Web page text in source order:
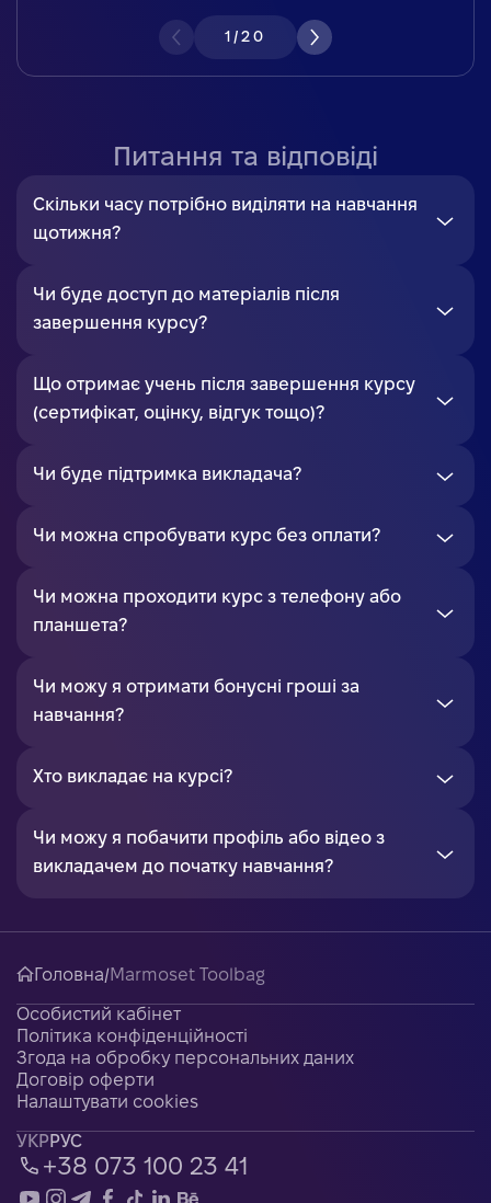
1 / 20
Питання та відповіді
Скільки часу потрібно виділяти на навчання
щотижня?
Чи буде доступ до матеріалів після
завершення курсу?
Що отримає учень після завершення курсу
(сертифікат, оцінку, відгук тощо)?
Чи буде підтримка викладача?
Чи можна спробувати курс без оплати?
Чи можна проходити курс з телефону або
планшета?
Чи можу я отримати бонусні гроші за
навчання?
Хто викладає на курсі?
Чи можу я побачити профіль або відео з
викладачем до початку навчання?
+38 073 100 23 41
Головна/ Marmoset Toolbag
Особистий кабінет
Політика конфіденційності
Згода на обробку персональних даних
Договір оферти
Налаштувати cookies
УКР РУС